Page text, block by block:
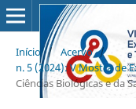
Início / Acervo /
n. 5 (2024): V Mostra de
Ciências Biológicas e da